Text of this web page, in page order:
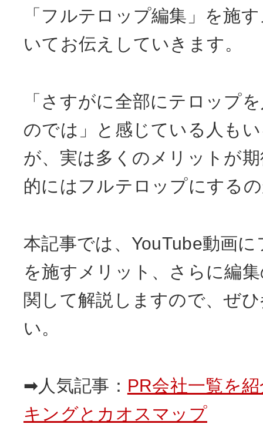
「フルテロップ編集」を施
いてお伝えしていきます。
「さすがに全部にテロップ
のでは」と感じている人も
が、実は多くのメリットが
的にはフルテロップにする
本記事では、YouTube動画
を施すメリット、さらに編
関して解説しますので、ぜ
い。
➡人気記事： PR会社一覧を
キングとカオスマップ